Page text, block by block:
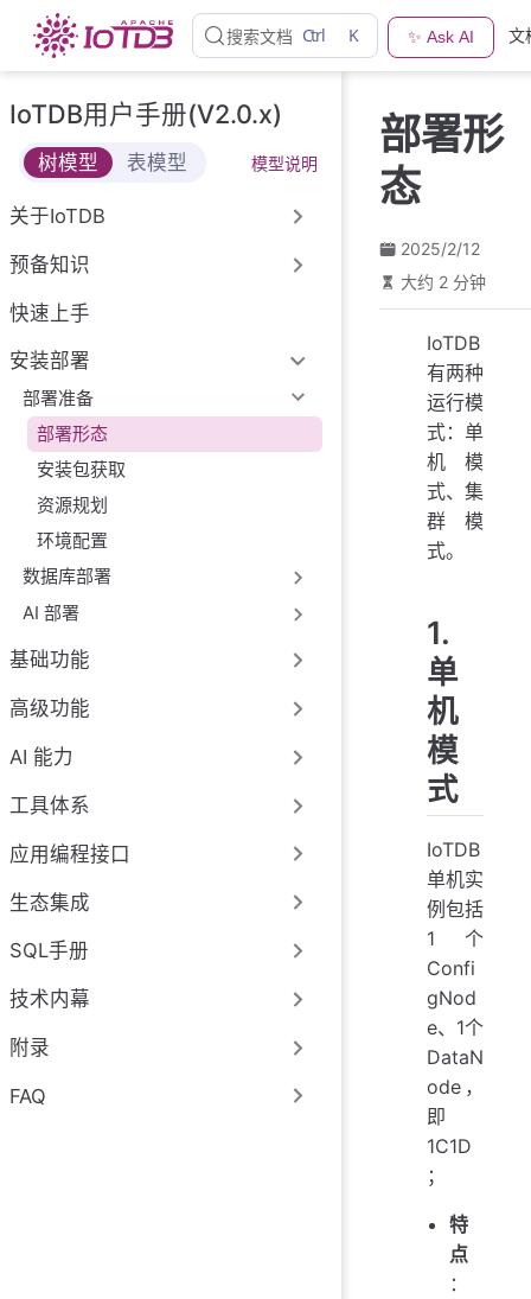
跳
至
主
要
內
容
搜索文档 Ctrl K ✨ Ask AI 文
IoTDB用户手册(V2.0.x)
树模型 表模型 模型说明
关于IoTDB
预备知识
快速上手
安装部署
部署准备
部署形态
安装包获取
资源规划
环境配置
数据库部署
AI 部署
基础功能
高级功能
AI 能力
工具体系
应用编程接口
生态集成
SQL手册
技术内幕
附录
FAQ
部署形
态
2025/2/12
大约 2 分钟
IoTDB
有两种
运行模
式：单
机模
式、集
群模
式。
1.
单
机
模
式
IoTDB
单机实
例包括
1 个
Confi
gNod
e、1个
DataN
ode，
即
1C1D
；
特
点
：